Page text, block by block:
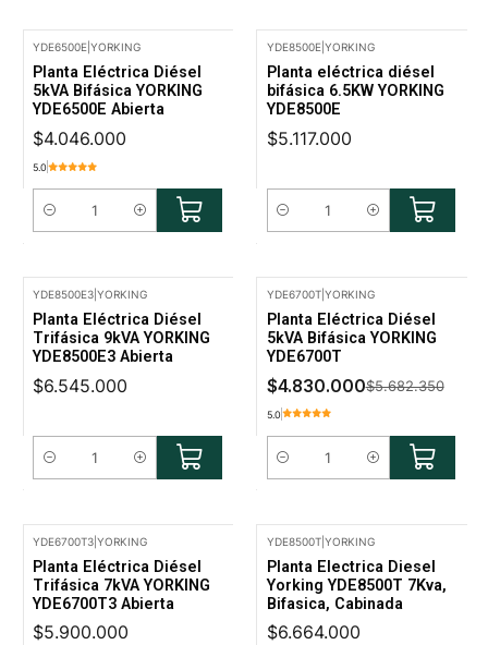
YDE6500E |YORKING
Planta Eléctrica Diésel
5kVA Bifásica YORKING
YDE6500E Abierta
$4.046.000
5.0
Cantidad
YDE8500E YORKING
Planta eléctrica diésel
bifásica 6.5KW YORKING
YDE8500E
$5.117.000
Cantidad
YDE8500E3 |YORKING
Planta Eléctrica Diésel
Trifásica 9kVA YORKING
YDE8500E3 Abierta
$6.545.000
Cantidad
YDE6700T| YORKING
Planta Eléctrica Diésel
5kVA Bifásica YORKING
YDE6700T
$4.830.000$5.682.350
5.0
Cantidad
YDE6700T3 |YORKING
Planta Eléctrica Diésel
Trifásica 7kVA YORKING
YDE6700T3 Abierta
$5.900.000
YDE8500T| YORKING
Planta Electrica Diesel
Yorking YDE8500T 7Kva,
Bifasica, Cabinada
$6.664.000